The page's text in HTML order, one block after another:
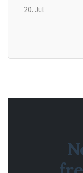
20. Jul